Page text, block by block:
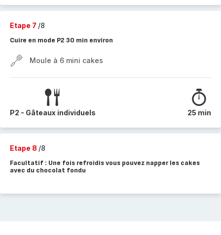
Etape 7 /8
Cuire en mode P2 30 min environ
Moule à 6 mini cakes
P2 - Gâteaux individuels 25 min
Etape 8 /8
Facultatif : Une fois refroidis vous pouvez napper les cakes
avec du chocolat fondu